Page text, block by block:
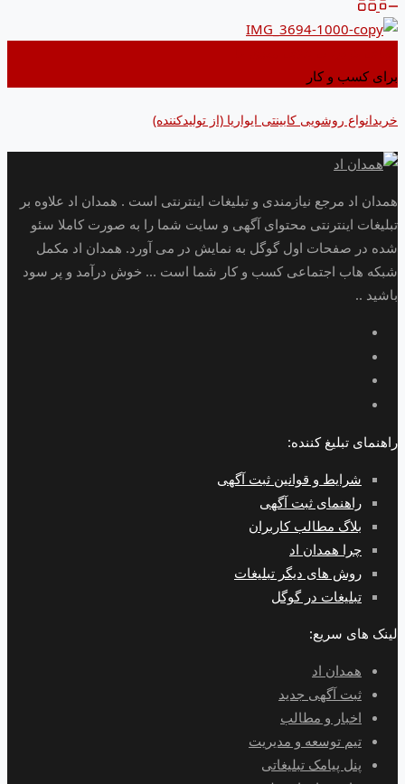
برای کسب و کار
خریدانواع روشویی کابینتی ایواریا (از تولیدکننده)
همدان اد مرجع نیازمندی و تبلیغات اینترنتی است . همدان اد علاوه بر
تبلیغات اینترنتی محتوای آگهی و سایت شما را به صورت کاملا سئو
شده در صفحات اول گوگل به نمایش در می آورد. همدان اد مکمل
شبکه هاب اجتماعی کسب و کار شما است ... خوش درآمد و پر سود
باشید ..
راهنمای تبلیغ کننده:
شرایط و قوانین ثبت آگهی
راهنمای ثبت آگهی
بلاگ مطالب کاربران
چرا همدان اد
روش های دیگر تبلیغات
تبلیغات در گوگل
لینک های سریع:
همدان اد
ثبت آگهی جدید
اخبار و مطالب
تیم توسعه و مدیریت
پنل پیامک تبلیغاتی